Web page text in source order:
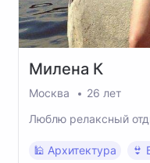
Милена К
Москва
26 лет
Люблю релаксный
🕌 Архитектура 👙